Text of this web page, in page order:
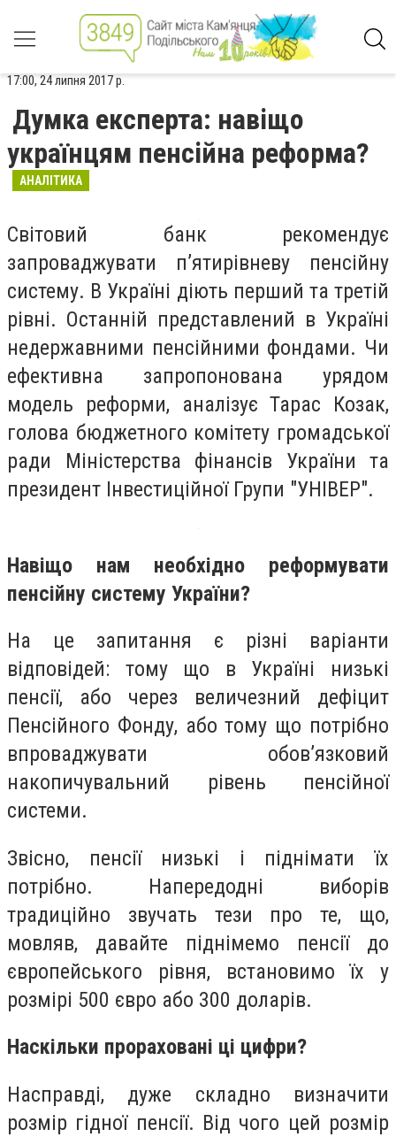
17:00, 24 липня 2017 р.
Думка експерта: навіщо
українцям пенсійна реформа?
АНАЛІТИКА
Світовий банк рекомендує
запроваджувати п’ятирівневу пенсійну
систему. В Україні діють перший та третій
рівні. Останній представлений в Україні
недержавними пенсійними фондами. Чи
ефективна запропонована урядом
модель реформи, аналізує Тарас Козак,
голова бюджетного комітету громадської
ради Міністерства фінансів України та
президент Інвестиційної Групи "УНІВЕР".
Навіщо нам необхідно реформувати
пенсійну систему України?
На це запитання є різні варіанти
відповідей: тому що в Україні низькі
пенсії, або через величезний дефіцит
Пенсійного Фонду, або тому що потрібно
впроваджувати обов’язковий
накопичувальний рівень пенсійної
системи.
Звісно, пенсії низькі і піднімати їх
потрібно. Напередодні виборів
традиційно звучать тези про те, що,
мовляв, давайте піднімемо пенсії до
європейського рівня, встановимо їх у
розмірі 500 євро або 300 доларів.
Наскільки прораховані ці цифри?
Насправді, дуже складно визначити
розмір гідної пенсії. Від чого цей розмір